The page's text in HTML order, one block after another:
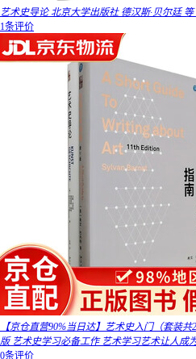
艺术史导论 北京大学出版社 德汉斯·贝尔廷
1条评价
【京仓直营90%当日达】艺术史入门（套装
版 艺术史学习必备工作 艺术学习艺术让人成
0条评价